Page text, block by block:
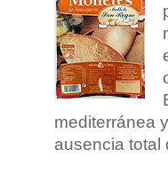
mediterránea
ausencia total